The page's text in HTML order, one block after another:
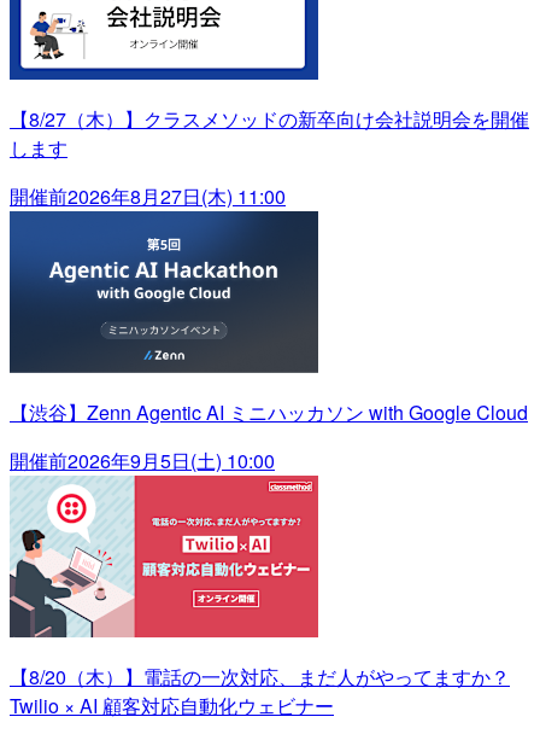
【8/27（木）】クラスメソッドの新卒向け会社説明会を開催
します
開催前2026年8月27日(木) 11:00
【渋谷】Zenn Agentic AI ミニハッカソン with Google Cloud
開催前2026年9月5日(土) 10:00
【8/20（木）】電話の一次対応、まだ人がやってますか？
Twilio × AI 顧客対応自動化ウェビナー